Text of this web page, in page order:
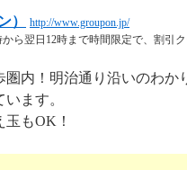
）
http://www.groupon.jp/
ら翌日12時まで時間限定で、割引
圏内！明治通り沿いのわか
ます。
もOK！